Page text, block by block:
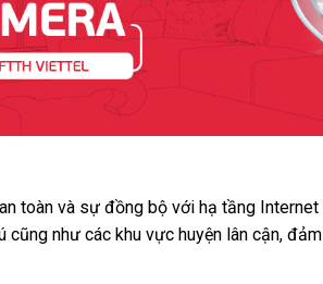
toàn và sự đồng bộ với hạ tầng
như các khu vực huyện lân cận,